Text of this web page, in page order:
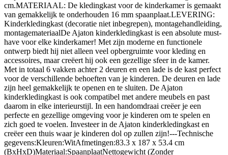
cm.MATERIAAL: De kledingkast voor de kinderkamer is gemaakt
van gemakkelijk te onderhouden 16 mm spaanplaat.LEVERING:
Kinderkledingkast (decoratie niet inbegrepen), montagehandleiding,
montagemateriaalDe Ajaton kinderkledingkast is een absolute must-
have voor elke kinderkamer! Met zijn moderne en functionele
ontwerp biedt hij niet alleen veel opbergruimte voor kleding en
accessoires, maar creëert hij ook een gezellige sfeer in de kamer.
Met in totaal 6 vakken achter 2 deuren en een lade is de kast perfect
voor de verschillende behoeften van je kinderen. De deuren en lade
zijn heel gemakkelijk te openen en te sluiten. De Ajaton
kinderkledingkast is ook compatibel met andere meubels en past
daarom in elke interieurstijl. In een handomdraai creëer je een
perfecte en gezellige omgeving voor je kinderen om te spelen en
zich goed te voelen. Investeer in de Ajaton kinderkledingkast en
creëer een thuis waar je kinderen dol op zullen zijn!---Technische
gegevens:Kleuren:WitAfmetingen:83.3 x 187 x 53.4 cm
(BxHxD)Materiaal:SpaanplaatNettogewicht (Zonder